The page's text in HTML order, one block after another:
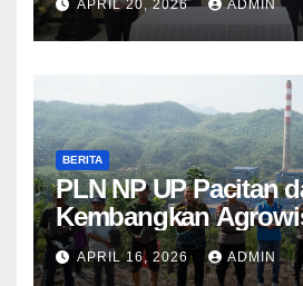
TUN
APRIL 20, 2026 ADMIN
BERITA
PLN NP UP Pacitan
Kembangkan
Berbasis
Sudimoro
APRIL 16, 2026 ADMIN